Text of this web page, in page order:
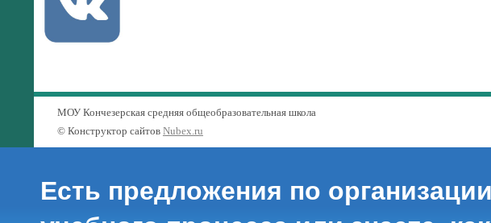
МОУ Кончезерская средняя общеобразовательная школа
© Конструктор сайтов Nubex.ru
Есть предложения по организации